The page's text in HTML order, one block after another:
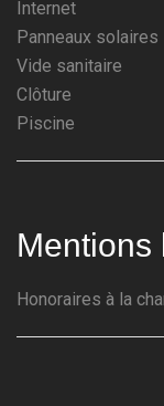
Internet
Panneaux solaires
Vide sanitaire
Clôture
Piscine
Mentions
Honoraires à la